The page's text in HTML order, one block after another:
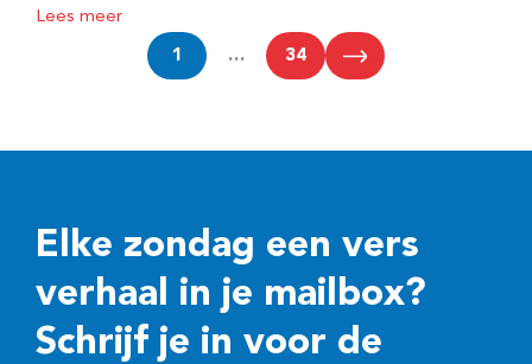
Lees meer
1 … 34
Elke zondag een vers
verhaal in je mailbox?
Schrijf je in voor de